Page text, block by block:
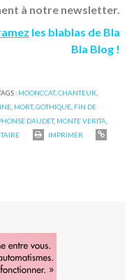
à notre newsletter.
les blablas de Bla
Bla Blog !
: MOONCCAT,CHANTEUR,
, MORT,GOTHIQUE, FIN DE
DAUDET, MONTE VERITA,
IMPRIMER